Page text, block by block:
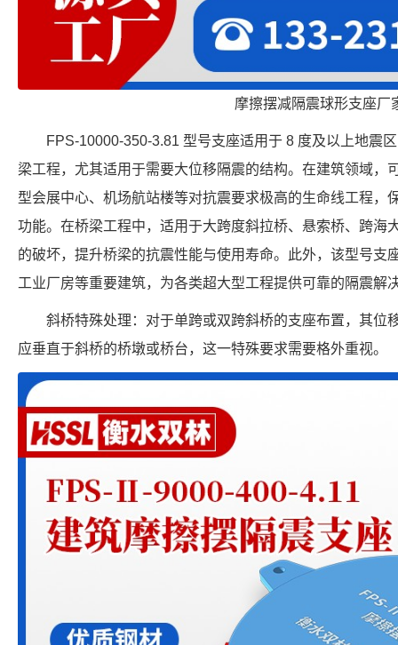
摩擦摆减隔震球形支座厂
FPS-10000-350-3.81 型号支座适用于 8 度及以上地震
梁工程，尤其适用于需要大位移隔震的结构。在建筑领域，
型会展中心、机场航站楼等对抗震要求极高的生命线工程，
功能。在桥梁工程中，适用于大跨度斜拉桥、悬索桥、跨海
的破坏，提升桥梁的抗震性能与使用寿命。此外，该型号支
工业厂房等重要建筑，为各类超大型工程提供可靠的隔震解
斜桥特殊处理：对于单跨或双跨斜桥的支座布置，其位
应垂直于斜桥的桥墩或桥台，这一特殊要求需要格外重视。